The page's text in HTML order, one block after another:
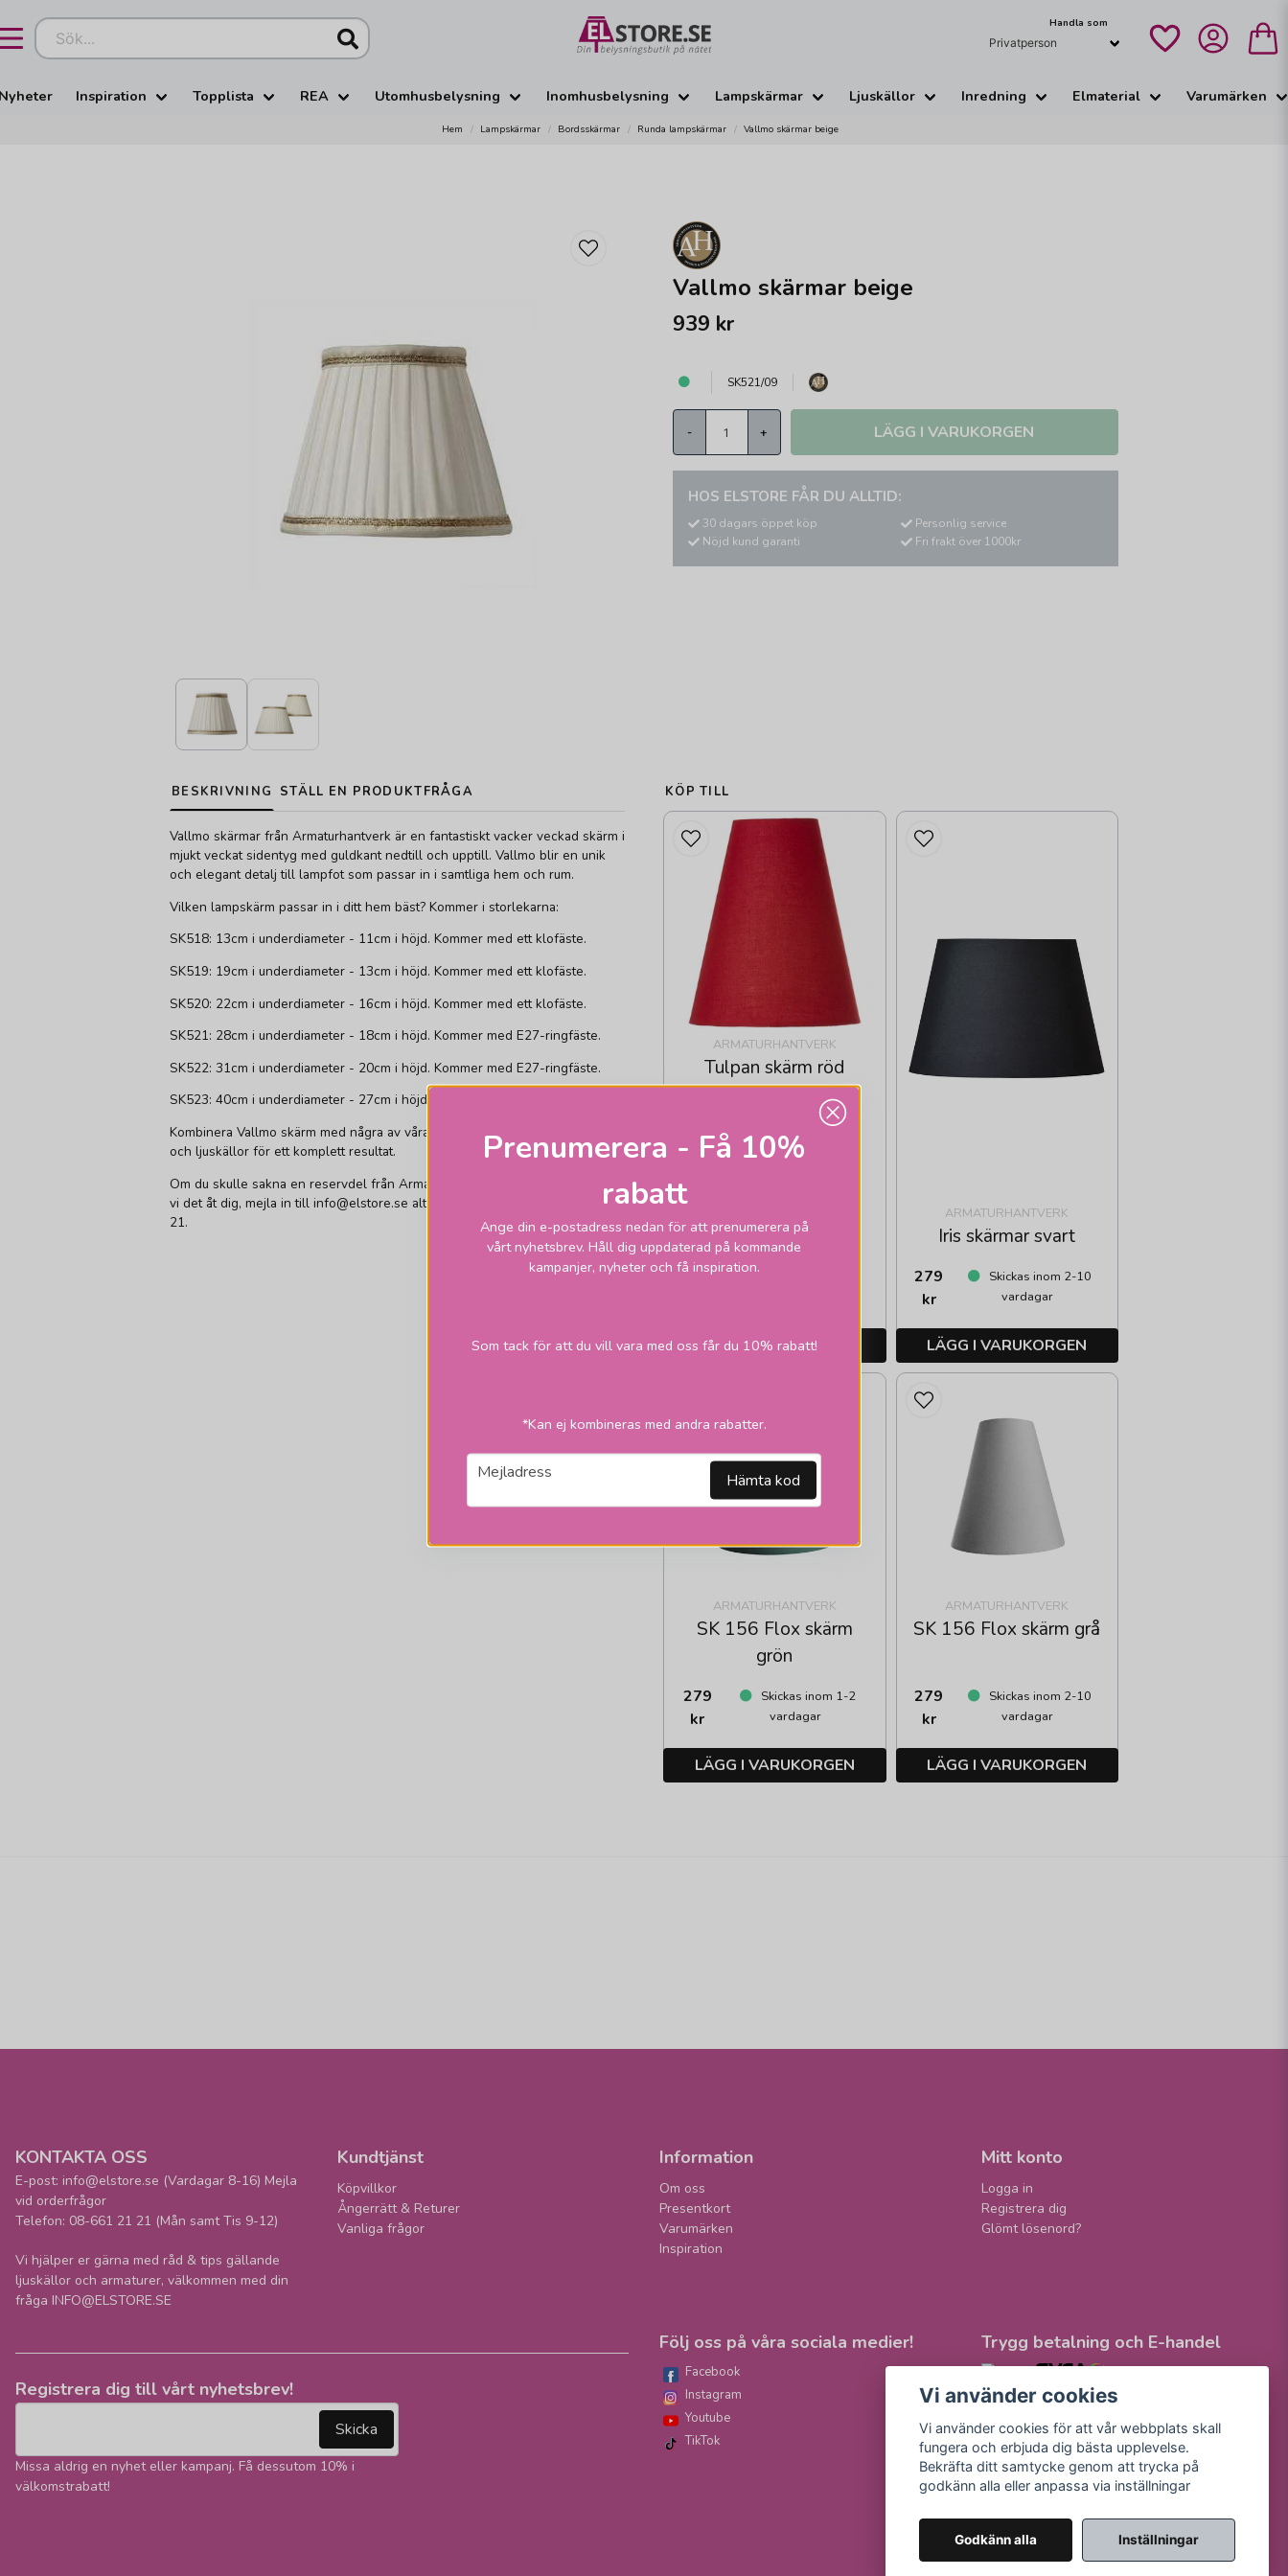
Sök... Handla som
Inspiration Topplista REA Utomhusbelysning Inomhusbelysning Lampskärmar Ljuskällor Inredning Elmaterial Varumärken
Hem Lampskärmar Bordsskärmar Runda lampskärmar Vallmo skärmar beige
Vallmo skärmar beige
939 kr
SK521/09
- + LÄGG I VARUKORGEN
HOS ELSTORE FÅR DU ALLTID:
30 dagars öppet köp
Nöjd kund garanti
Personlig service
Fri frakt över 1000kr
BESKRIVNING STÄLL EN PRODUKTFRÅGA
Vallmo skärmar från Armaturhantverk är en fantastiskt vacker veckad skärm i
mjukt veckat sidentyg med guldkant nedtill och upptill. Vallmo blir en unik
och elegant detalj till lampfot som passar in i samtliga hem och rum.
Vilken lampskärm passar in i ditt hem bäst? Kommer i storlekarna:
SK518: 13cm i underdiameter - 11cm i höjd. Kommer med ett klofäste.
SK519: 19cm i underdiameter - 13cm i höjd. Kommer med ett klofäste.
SK520: 22cm i underdiameter - 16cm i höjd. Kommer med ett klofäste.
SK521: 28cm i underdiameter - 18cm i höjd. Kommer med E27-ringfäste.
SK522: 31cm i underdiameter - 20cm i höjd. Kommer med E27-ringfäste.
SK523: 40cm i underdiameter - 27cm i höjd. Kommer med E27-ringfäste.
Kombinera Vallmo skärm med några av våra golvlampor eller bordslampor
och ljuskällor för ett komplett resultat.
Om du skulle sakna en reservdel från Armaturhantverks sortiment så ordnar
vi det åt dig, mejla in till info@elstore.se alternativ ring oss på 08-661 21
21.
KÖP TILL
ARMATURHANTVERK
Tulpan skärm röd
235
Skickas inom 1-2
LÄGG I VARUKORGEN
ARMATURHANTVERK
Iris skärmar svart
279
kr
Skickas inom 2-10
vardagar
LÄGG I VARUKORGEN
ARMATURHANTVERK
SK 156 Flox skärm
grön
279
kr
Skickas inom 1-2
vardagar
LÄGG I VARUKORGEN
ARMATURHANTVERK
SK 156 Flox skärm grå
279
kr
Skickas inom 2-10
vardagar
LÄGG I VARUKORGEN
Prenumerera - Få 10%
rabatt
Ange din e-postadress nedan för att prenumerera på
vårt nyhetsbrev. Håll dig uppdaterad på kommande
kampanjer, nyheter och få inspiration.
Som tack för att du vill vara med oss får du 10% rabatt!
*Kan ej kombineras med andra rabatter.
email
Mejladress Hämta kod
KONTAKTA OSS
E-post: info@elstore.se (Vardagar 8-16) Mejla
vid orderfrågor
Telefon: 08-661 21 21 (Mån samt Tis 9-12)
Vi hjälper er gärna med råd & tips gällande
ljuskällor och armaturer, välkommen med din
fråga INFO@ELSTORE.SE
Kundtjänst
Köpvillkor
Ångerrätt & Returer
Vanliga frågor
Information
Om oss
Presentkort
Varumärken
Inspiration
Mitt konto
Logga in
Registrera dig
Glömt lösenord?
Registrera dig till vårt nyhetsbrev!
Skicka
Missa aldrig en nyhet eller kampanj. Få dessutom 10% i
välkomstrabatt!
Följ oss på våra sociala medier!
Facebook
Instagram
Youtube
TikTok
Trygg betalning och E-handel
Vi använder cookies
Vi använder cookies för att vår webbplats skall
fungera och erbjuda dig bästa upplevelse.
Bekräfta ditt samtycke genom att trycka på
godkänn alla eller anpassa via inställningar
Godkänn alla Inställningar